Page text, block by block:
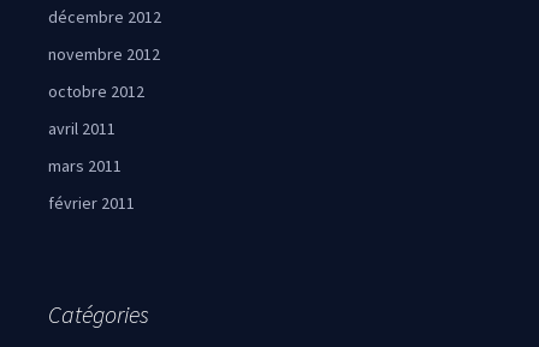
décembre 2012
novembre 2012
octobre 2012
avril 2011
mars 2011
février 2011
Catégories